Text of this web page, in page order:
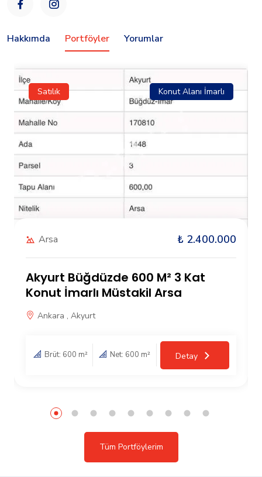
Hakkımda Portföyler Yorumlar
Satılık Konut Alanı İmarlı
Arsa ₺ 2.400.000
Akyurt Büğdüzde 600 M² 3 Kat
Konut İmarlı Müstakil Arsa
Ankara , Akyurt
Brüt: 600 m² Net: 600 m² Detay
Tüm Portföylerim